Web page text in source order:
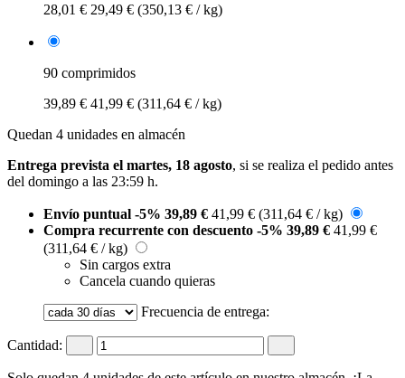
28,01 € 29,49 € (350,13 € / kg)
90 comprimidos
39,89 € 41,99 € (311,64 € / kg)
Quedan 4 unidades en almacén
Entrega prevista el martes, 18 agosto, si se realiza el pedido antes
del domingo a las 23:59 h.
Envío puntual -5% 39,89 € 41,99 € (311,64 € / kg)
Compra recurrente con descuento -5% 39,89 € 41,99 €
(311,64 € / kg)
Sin cargos extra
Cancela cuando quieras
Frecuencia de entrega:
Cantidad: